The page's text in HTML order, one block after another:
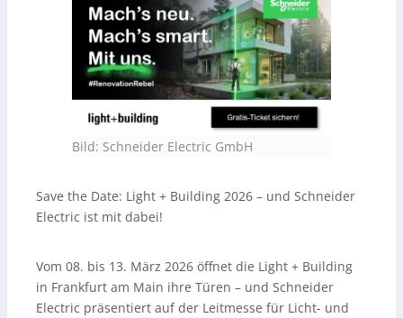
(Mieterstrom, Last- und Home-Energy-Management)
sowie smarte Steuerungs- und Automationslösungen
Wiser Home,SpaceLogic KNX). Vor Ort gibt es Live-
Demos, Experten-Talks und Networking; zudem wird
„120 Jahre Merten“ mit Design- und Technik-Highlights
thematisiert. Ein kostenloses Ticket wird beworben; der
Beitrag basiert auf einer KI-generierten Audioaufnahme
des Tedo Verlags.
Bild: Schneider Electric GmbH
Save the Date: Light + Building 2026 – und Schneider
Electric ist mit dabei!
Vom 08. bis 13. März 2026 öffnet die Light + Building
in Frankfurt am Main ihre Türen – und Schneider
Electric präsentiert auf der Leitmesse für Licht- und